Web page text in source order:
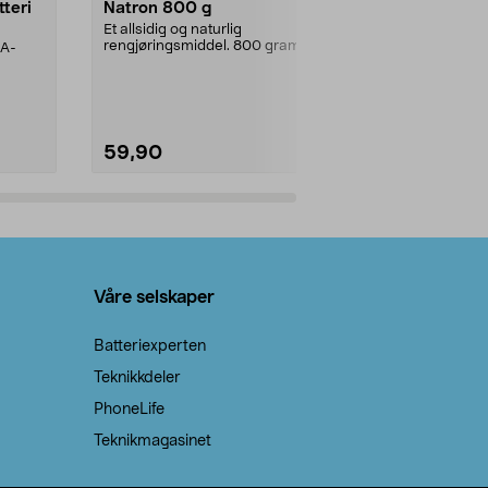
Natron 800 g
Et allsidig og naturlig
rengjøringsmiddel. 800 gram
59,90
Våre selskaper
Batteriexperten
Teknikkdeler
PhoneLife
Teknikmagasinet